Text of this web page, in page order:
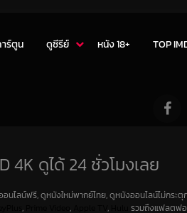
ร์ตูน ดูซีรีย์ หนัง 18+ TOP
ดูได้ 24 ชั่วโมงเลย
ลน์ฟรี, ดูหนังใหม่พากย์ไทย, ดูหนังออนไลน์ไม่กระตุ
, , , รวมถึงแฟลตฟ